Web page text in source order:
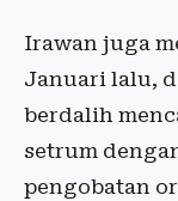
Irawan juga
Januari lalu,
berdalih
setrum
pengobatan